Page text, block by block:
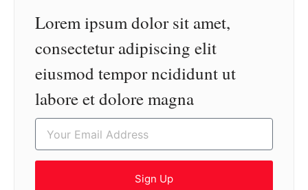
Lorem ipsum dolor sit amet,
consectetur adipiscing elit
eiusmod tempor ncididunt ut
labore et dolore magna
Sign Up